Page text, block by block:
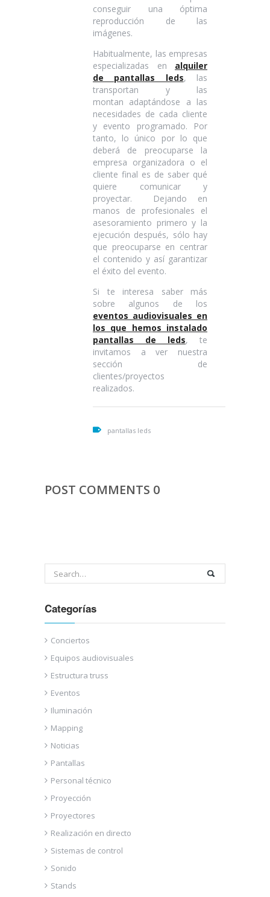
conseguir una óptima
reproducción de las
imágenes.
Habitualmente, las empresas
especializadas en alquiler
de pantallas leds, las
transportan y las
montan adaptándose a las
necesidades de cada cliente
y evento programado. Por
tanto, lo único por lo que
deberá de preocuparse la
empresa organizadora o el
cliente final es de saber qué
quiere comunicar y
proyectar. Dejando en
manos de profesionales el
asesoramiento primero y la
ejecución después, sólo hay
que preocuparse en centrar
el contenido y así garantizar
el éxito del evento.
Si te interesa saber más
sobre algunos de los
eventos audiovisuales en
los que hemos instalado
pantallas de leds, te
invitamos a ver nuestra
sección de
clientes/proyectos
realizados.
pantallas leds
POST COMMENTS 0
Categorías
Conciertos
Equipos audiovisuales
Estructura truss
Eventos
Iluminación
Mapping
Noticias
Pantallas
Personal técnico
Proyección
Proyectores
Realización en directo
Sistemas de control
Sonido
Stands